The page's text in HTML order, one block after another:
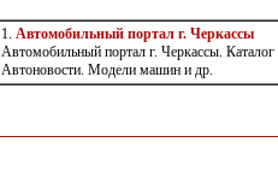
1. Автомобильный портал г. Черкассы
Автомобильный портал г. Черкассы.
Автоновости. Модели машин и др.